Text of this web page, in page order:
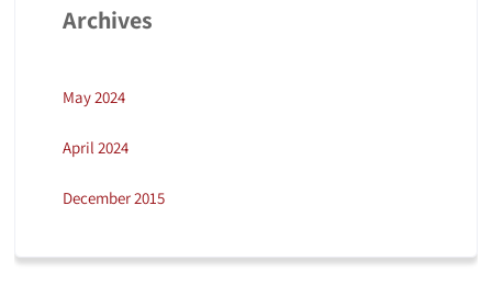
Archives
May 2024
April 2024
December 2015